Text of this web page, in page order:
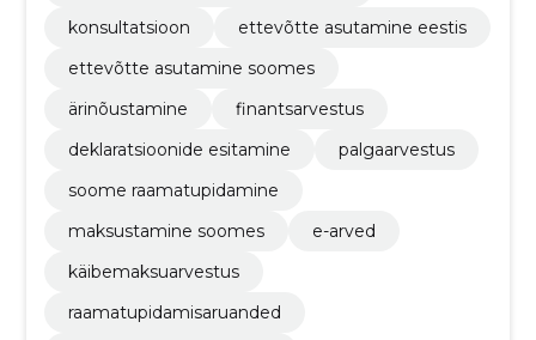
konsultatsioon
ettevõtte asutamine eestis
ettevõtte asutamine soomes
ärinõustamine
finantsarvestus
deklaratsioonide esitamine
palgaarvestus
soome raamatupidamine
maksustamine soomes
e-arved
käibemaksuarvestus
raamatupidamisaruanded